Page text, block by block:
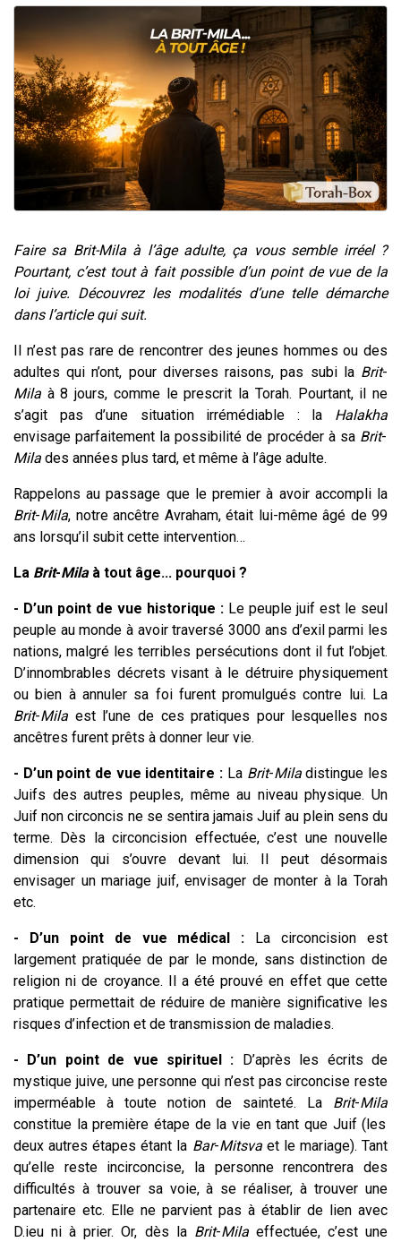
Il reste 49 places pour étudier en groupe sur Zoom
3 personnes viennent de nous rejoindre sur WhatsApp
2 personnes viennent de nous rejoindre sur WhatsApp
2 nouvelles musiques dans Torah-Box Music
6 personnes viennent de nous rejoindre sur WhatsApp
Faire sa Brit-Mila à l’âge adulte, ça vous semble irréel ?
Pourtant, c’est tout à fait possible d’un point de vue de la
loi juive. Découvrez les modalités d’une telle démarche
dans l’article qui suit.
Il n’est pas rare de rencontrer des jeunes hommes ou des
adultes qui n’ont, pour diverses raisons, pas subi la Brit-
Mila à 8 jours, comme le prescrit la Torah. Pourtant, il ne
s’agit pas d’une situation irrémédiable : la Halakha
envisage parfaitement la possibilité de procéder à sa Brit-
Mila des années plus tard, et même à l’âge adulte.
Rappelons au passage que le premier à avoir accompli la
Brit-Mila, notre ancêtre Avraham, était lui-même âgé de 99
ans lorsqu’il subit cette intervention…
La Brit-Milaà tout âge... pourquoi ?
- D’un point de vue historique : Le peuple juif est le seul
peuple au monde à avoir traversé 3000 ans d’exil parmi les
nations, malgré les terribles persécutions dont il fut l’objet.
D’innombrables décrets visant à le détruire physiquement
ou bien à annuler sa foi furent promulgués contre lui. La
Brit-Mila est l’une de ces pratiques pour lesquelles nos
ancêtres furent prêts à donner leur vie.
- D’un point de vue identitaire : La Brit-Miladistingue les
Juifs des autres peuples, même au niveau physique. Un
Juif non circoncis ne se sentira jamais Juif au plein sens du
terme. Dès la circoncision effectuée, c’est une nouvelle
dimension qui s’ouvre devant lui. Il peut désormais
envisager un mariage juif, envisager de monter à la Torah
etc.
- D’un point de vue médical : La circoncision est
largement pratiquée de par le monde, sans distinction de
religion ni de croyance. Il a été prouvé en effet que cette
pratique permettait de réduire de manière significative les
risques d’infection et de transmission de maladies.
- D’un point de vue spirituel : D’après les écrits de
mystique juive, une personne qui n’est pas circoncise reste
imperméable à toute notion de sainteté. La Brit-Mila
constitue la première étape de la vie en tant que Juif (les
deux autres étapes étant la Bar-Mitsvaet le mariage). Tant
qu’elle reste incirconcise, la personne rencontrera des
difficultés à trouver sa voie, à se réaliser, à trouver une
partenaire etc. Elle ne parvient pas à établir de lien avec
D.ieu ni à prier. Or, dès la Brit-Milaeffectuée, c’est une